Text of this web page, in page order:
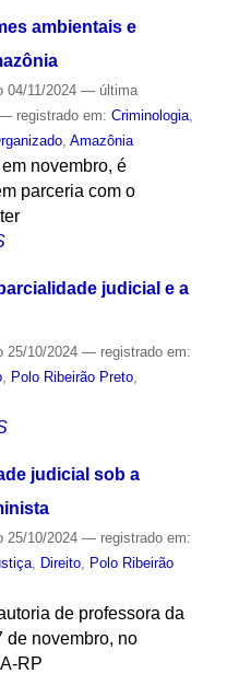
ambientais e
04/11/2024 — última
registrado em: Criminologia,
, Amazônia
novembro, é
parceria com o
judicial e a
25/10/2024 — registrado em:
, Polo Ribeirão Preto,
judicial sob a
25/10/2024 — registrado em:
, Direito,
Polo Ribeirão
de professora da
de novembro, no
RP